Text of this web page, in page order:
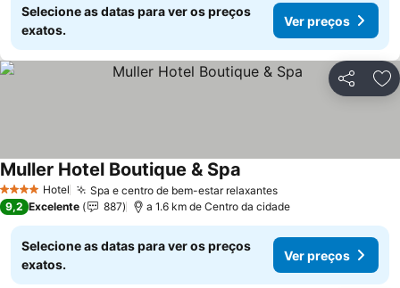
Selecione as datas para ver os preços
exatos.
Ver preços
Partilhar
4 EstrelasHotel Spa e centro de bem-estar relaxantesVer preços
Muller Hotel Boutique & Spa
9,2 Excelente 887 a 1.6 km de Centro da cidade
Selecione as datas para ver os preços
exatos.
Ver preços